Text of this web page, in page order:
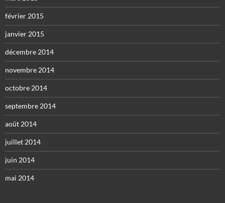
février 2015
janvier 2015
décembre 2014
novembre 2014
octobre 2014
septembre 2014
août 2014
juillet 2014
juin 2014
mai 2014